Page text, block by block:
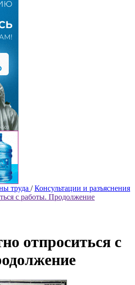
труда / Консультации и разъяснения
с работы. Продолжение
отпроситься с